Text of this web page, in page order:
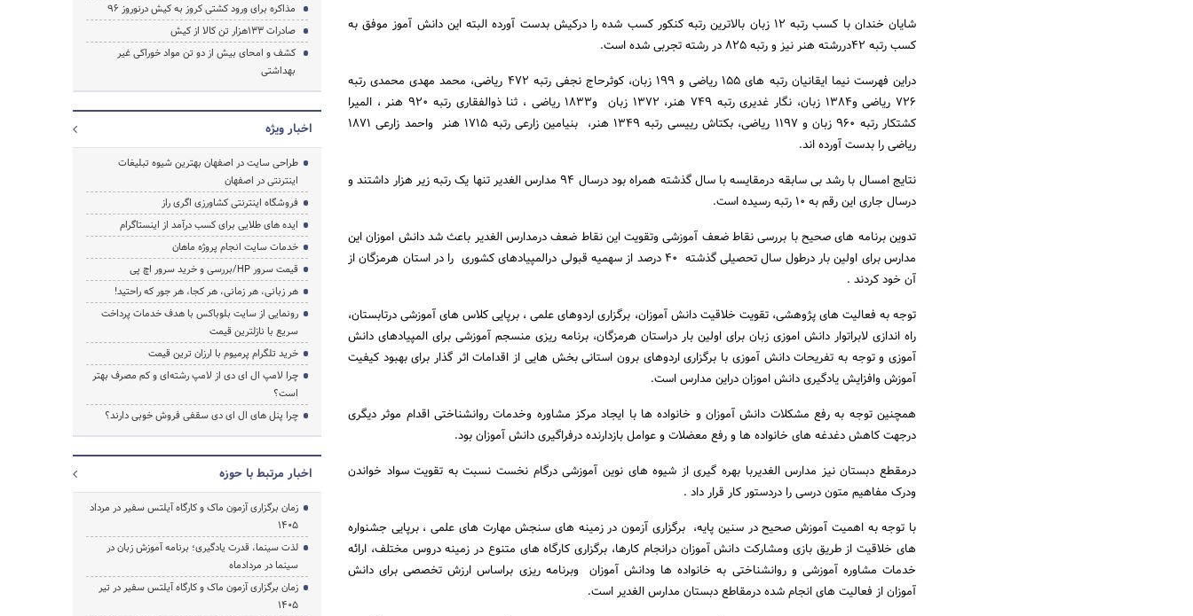
شایان خندان با کسب رتبه 12 زبان بالاترین رتبه کنکور کسب شده را درکیش بدست آورده البته این دانش آموز موفق به
کسب رتبه 42دررشته هنر نیز و رتبه 825 در رشته تجربی شده است.
دراین فهرست نیما ایقانیان رتبه های 155 ریاضی و 199 زبان، کوثرحاج نجفی رتبه 472 ریاضی،‌ محمد مهدی محمدی رتبه
726 ریاضی و1384 زبان، نگار غدیری رتبه 749 هنر، 1372 زبان و1833 ریاضی ، ثنا ذوالفقاری رتبه 920 هنر ، المیرا
کشتکار رتبه 960 زبان و 1197 ریاضی، بکتاش رییسی رتبه 1349 هنر، بنیامین زارعی رتبه 1715 هنر واحمد زارعی 1871
ریاضی را بدست آورده اند.
نتایج امسال با رشد بی سابقه درمقایسه با سال گذشته همراه بود درسال 94 مدارس الغدیر تنها یک رتبه زیر هزار داشتند و
درسال جاری این رقم به 10 رتبه رسیده است.
تدوین برنامه های صحیح با بررسی نقاط ضعف آموزشی وتقویت این نقاط ضعف درمدارس الغدیر باعث شد دانش اموزان این
مدارس برای اولین بار درطول سال تحصیلی گذشته 40 درصد از سهمیه قبولی درالمپیادهای کشوری را در استان هرمزگان از
آن خود کردند .
توجه به فعالیت های پژوهشی، تقویت خلاقیت دانش آموزان، برگزاری اردوهای علمی ، برپایی کلاس های آموزشی درتابستان،
راه اندازی لابراتوار دانش اموزی زبان برای اولین بار دراستان هرمزگان، برنامه ریزی منسجم آموزشی برای المپیادهای دانش
آموزی و توجه به تفریحات دانش آموزی با برگزاری اردوهای برون استانی بخش هایی از اقدامات اثر گذار برای بهبود کیفیت
آموزش وافزایش یادگیری دانش اموزان دراین مدارس است.
همچنین توجه به رفع مشکلات دانش آموزان و خانواده ها با ایجاد مرکز مشاوره وخدمات روانشناختی اقدام موثر دیگری
درجهت کاهش دغدغه های خانواده ها و رفع معضلات و عوامل بازدارنده درفراگیری دانش آموزان بود.
درمقطع دبستان نیز مدارس الغدیربا بهره گیری از شیوه های نوین آموزشی درگام نخست نسبت به تقویت سواد خواندن
ودرک مفاهیم متون درسی را دردستور کار قرار داد .
با توجه به اهمیت آموزش صحیح در سنین پایه، برگزاری آزمون در زمینه های سنجش مهارت های علمی ، برپایی جشنواره
های خلاقیت از طریق بازی ومشارکت دانش آموزان درانجام کارها، برگزاری کارگاه های متنوع در زمینه دروس مختلف، ارائه
خدمات مشاوره آموزشی و روانشناختی به خانواده ها ودانش آموزان وبرنامه ریزی براساس ارزش تخصصی برای دانش
آموزان از فعالیت های انجام شده درمقاطع دبستان مدارس الغدیر است.
مذاکره برای ورود کشتی کروز به کیش درنوروز 96
صادرات 133هزار تن کالا از کیش
کشف و امحای بیش از دو تن مواد خوراکی غیر
بهداشتی
اخبار ویژه
طراحی سایت در اصفهان بهترین شیوه تبلیغات
اینترنتی در اصفهان
فروشگاه اینترنتی کشاورزی اگری راز
ایده های طلایی برای کسب درآمد از اینستاگرام
خدمات سایت انجام پروژه ماهان
قیمت سرور HP/بررسی و خرید سرور اچ پی
هر زبانی، هر زمانی، هر کجا، هر جور که راحتید!
رونمایی از سایت بلوباکس با هدف خدمات پرداخت
سریع با نازلترین قیمت
خرید تلگرام پرمیوم با ارزان ترین قیمت
چرا لامپ ال ای دی از لامپ رشته‌ای و کم مصرف بهتر
است؟
چرا پنل های ال ای دی سقفی فروش خوبی دارند؟
اخبار مرتبط با حوزه
زمان برگزاری آزمون ماک و کارگاه آیلتس سفیر در مرداد
1405
لذت سینما، قدرت یادگیری؛ برنامه آموزش زبان در
سینما در مردادماه
زمان برگزاری آزمون ماک و کارگاه آیلتس سفیر در تیر
1405